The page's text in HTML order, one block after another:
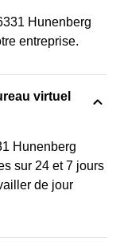
Hunenberg
entreprise.
virtuel
Hunenberg
sur 24 et 7 jours
de jour